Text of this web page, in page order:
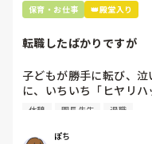
保育・お仕事 👑殿堂入り
転職したばかりですが
子どもが勝手に転び、
に、いちいち「ヒヤリハ
と書かされ
（そう言う本人は書かな
休憩 園長先生 退職
ぽち